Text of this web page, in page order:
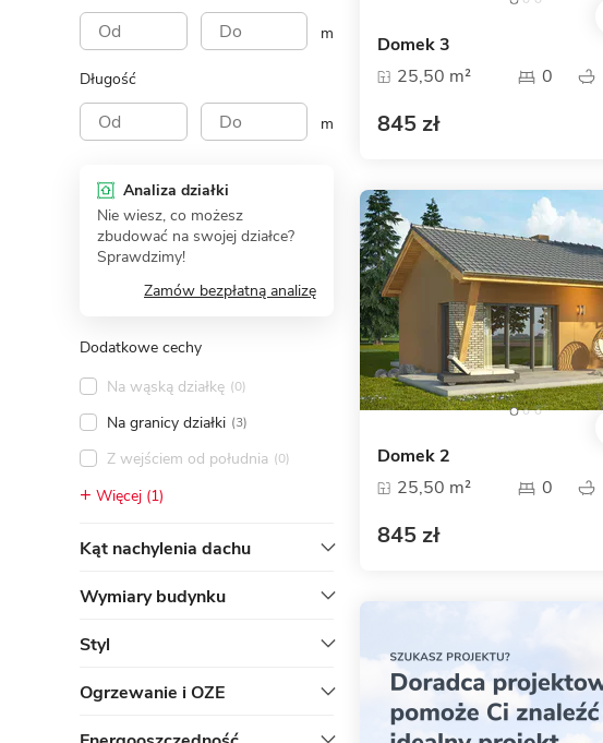
m
Długość
m
Analiza działki
Nie wiesz, co możesz
zbudować na swojej działce?
Sprawdzimy!
Zamów bezpłatną analizę
Dodatkowe cechy
Na wąską działkę (0)
Na granicy działki (3)
Z wejściem od południa (0)
Więcej (1)
Kąt nachylenia dachu
Wymiary budynku
Styl
Ogrzewanie i OZE
Domek 3
25,50 m²
0
845 zł
Domek 2
25,50 m²
0
845 zł